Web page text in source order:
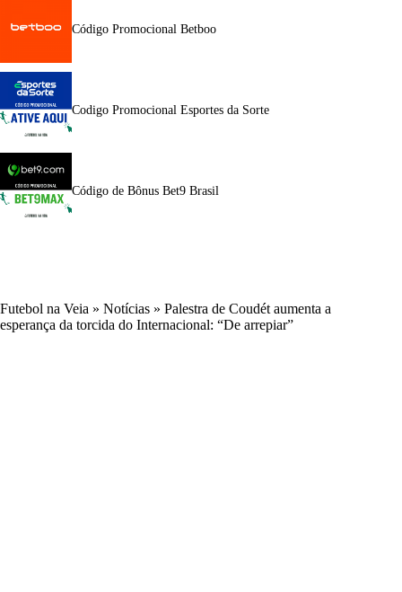
Código Promocional Betboo
Codigo Promocional Esportes da Sorte
Código de Bônus Bet9 Brasil
Futebol na Veia » Notícias » Palestra de Coudét aumenta a
esperança da torcida do Internacional: “De arrepiar”